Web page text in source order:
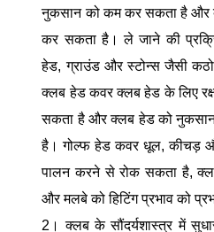
नुकसान को कम कर सकता है और
कर सकता है। ले जाने की
हेड, ग्राउंड और स्टोन्स जैसी
क्लब हेड कवर क्लब हेड के लिए
सकता है और क्लब हेड को
है। गोल्फ हेड कवर धूल, कीचड़
पालन करने से रोक सकता है,
और मलबे को हिटिंग प्रभाव को
2। क्लब के सौंदर्यशास्त्र में